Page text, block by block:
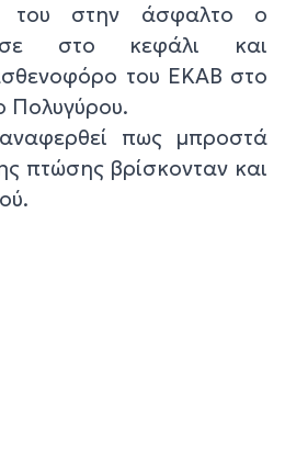
στην άσφαλτο ο
στο κεφάλι και
του ΕΚΑΒ στο
Πολυγύρου.
πως μπροστά
πτώσης βρίσκονταν και